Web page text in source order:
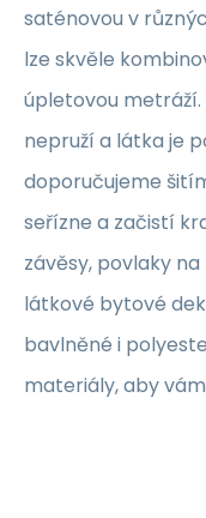
saténovou v
lze skvěle
úpletovou metráží.
nepruží a látka je
doporučujeme
seřízne a začistí
závěsy, povlaky
látkové bytové
bavlněné i
materiály, aby